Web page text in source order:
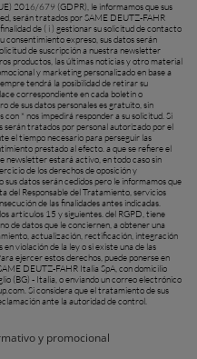
2016/679 (GDPR), le informamos que sus
serán tratados por SAME DEUTZ-FAHR
de ( i ) gestionar su solicitud de contacto
consentimiento expreso, sus datos serán
de suscripción a nuestra newsletter
productos, las últimas noticias y otro material
y marketing personalizado en base a
tendrá la posibilidad de retirar su
correspondiente en cada boletín o
de sus datos personales es gratuito, sin
* nos impedirá responder a su solicitud. Si
serán tratados por personal autorizado por el
el tiempo necesario para perseguir las
prestado al efecto. a que se refiere el
newsletter estará activo, en todo caso sin
de los derechos de oposición y
datos serán cedidos pero le informamos que
del Responsable del Tratamiento, servicios
de las finalidades antes indicadas.
artículos 15 y siguientes. del RGPD, tiene
de datos que le conciernen, a obtener una
actualización, rectificación, integración
violación de la ley o si existe una de las
ejercer estos derechos, puede ponerse en
DEUTZ-FAHR Italia SpA, con domicilio
(BG) - Italia, o enviando un correo electrónico
. Si considera que el tratamiento de sus
ante la autoridad de control.
y promocional